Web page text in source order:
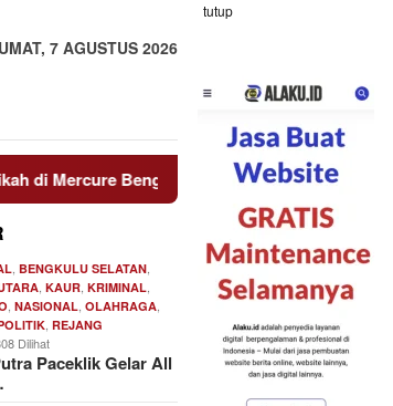
tutup
7 AGUSTUS 2026
Bengkulu Biddokes Polda Bengkulu
,BENGKULU SELATAN
,KAUR ,KRIMINAL
,NASIONAL ,OLAHRAGA
,REJANG
Dilihat
Paceklik Gelar All